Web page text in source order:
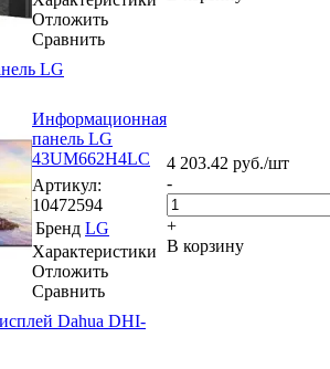
Отложить
Сравнить
LG
Информационная
панель LG
43UM662H4LC
Артикул:
10472594
Бренд LG
Характеристики
Отложить
Сравнить
4 203.42 руб./шт
-
+
В корзину
Dahua DHI-